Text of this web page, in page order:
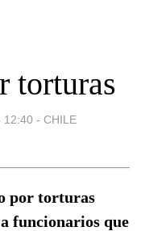
torturas
12:40 - CHILE
por torturas
funcionarios que